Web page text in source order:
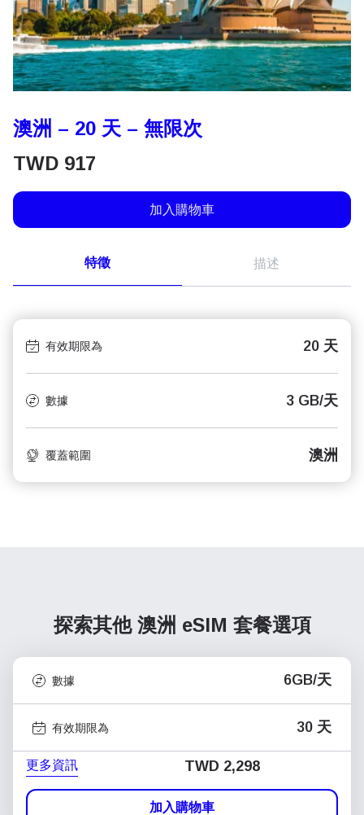
澳洲 – 20 天 – 無限次
TWD 917
加入購物車
特徵 描述
有效期限為 20 天
數據 3 GB/天
覆蓋範圍 澳洲
探索其他 澳洲 eSIM 套餐選項
數據 6GB/天
有效期限為 30 天
更多資訊 TWD 2,298
加入購物車